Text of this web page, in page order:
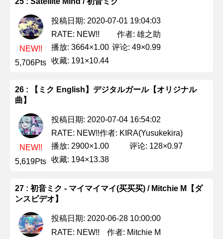
NEW!!
5,706Pts
投稿日期: 2020-07-01 19:04:03
RATE: NEW!!
作者: 雄之助
播放: 3664×1.00 评论: 49×0.99
收藏: 191×10.44
26 : 【ミク English】デジタルガール【オリジナル
曲】
NEW!!
5,619Pts
投稿日期: 2020-07-04 16:54:02
RATE: NEW!!作者: KIRA(Yusukekira)
播放: 2900×1.00
评论: 128×0.97
收藏: 194×13.38
27 : 初音ミク - マイマイマイ(买买买) / Mitchie M【ダ
ンスビデオ】
投稿日期: 2020-06-28 10:00:00
RATE: NEW!!
作者: Mitchie M